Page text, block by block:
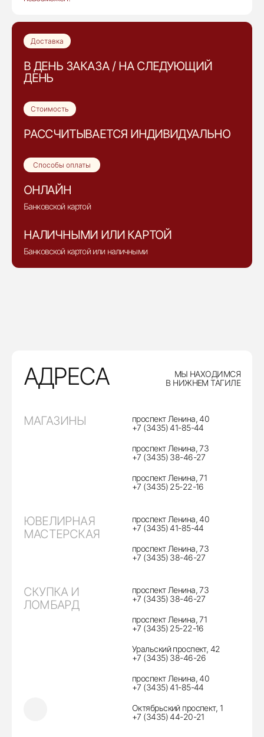
Доставка
В ДЕНЬ ЗАКАЗА / НА СЛЕДУЮЩИЙ
ДЕНЬ
Стоимость
РАССЧИТЫВАЕТСЯ ИНДИВИДУАЛЬНО
Способы оплаты
ОНЛАЙН
Банковской картой
НАЛИЧНЫМИ ИЛИ КАРТОЙ
Банковской картой или наличными
АДРЕСА
МЫ НАХОДИМСЯ
В НИЖНЕМ ТАГИЛЕ
МАГАЗИНЫ
проспект Ленина, 40
+7 (3435) 41-85-44
проспект Ленина, 73
+7 (3435) 38-46-27
проспект Ленина, 71
+7 (3435) 25-22-16
ЮВЕЛИРНАЯ
МАСТЕРСКАЯ
проспект Ленина, 40
+7 (3435) 41-85-44
проспект Ленина, 73
+7 (3435) 38-46-27
СКУПКА И
ЛОМБАРД
проспект Ленина, 73
+7 (3435) 38-46-27
проспект Ленина, 71
+7 (3435) 25-22-16
Уральский проспект, 42
+7 (3435) 38-46-26
проспект Ленина, 40
+7 (3435) 41-85-44
Октябрьский проспект, 1
+7 (3435) 44-20-21